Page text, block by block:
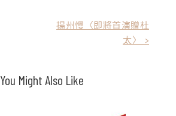
揚州慢〈即將首演贈杜
太〉 >
You Might Also Like